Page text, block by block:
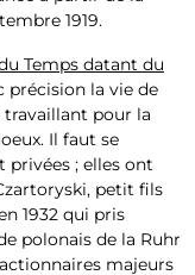
1919.
Temps datant du
précision la vie de
travaillant pour la
Il faut se
privées ; elles ont
petit fils
1932 qui pris
polonais de la Ruhr
majeurs